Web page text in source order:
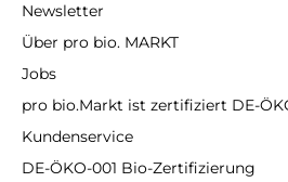
Newsletter
Über pro bio. MARKT
Jobs
pro bio.Markt ist zertifiziert DE-
Kundenservice
DE-ÖKO-001 Bio-Zertifizierung